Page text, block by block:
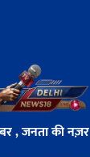
, जनता की नज़र